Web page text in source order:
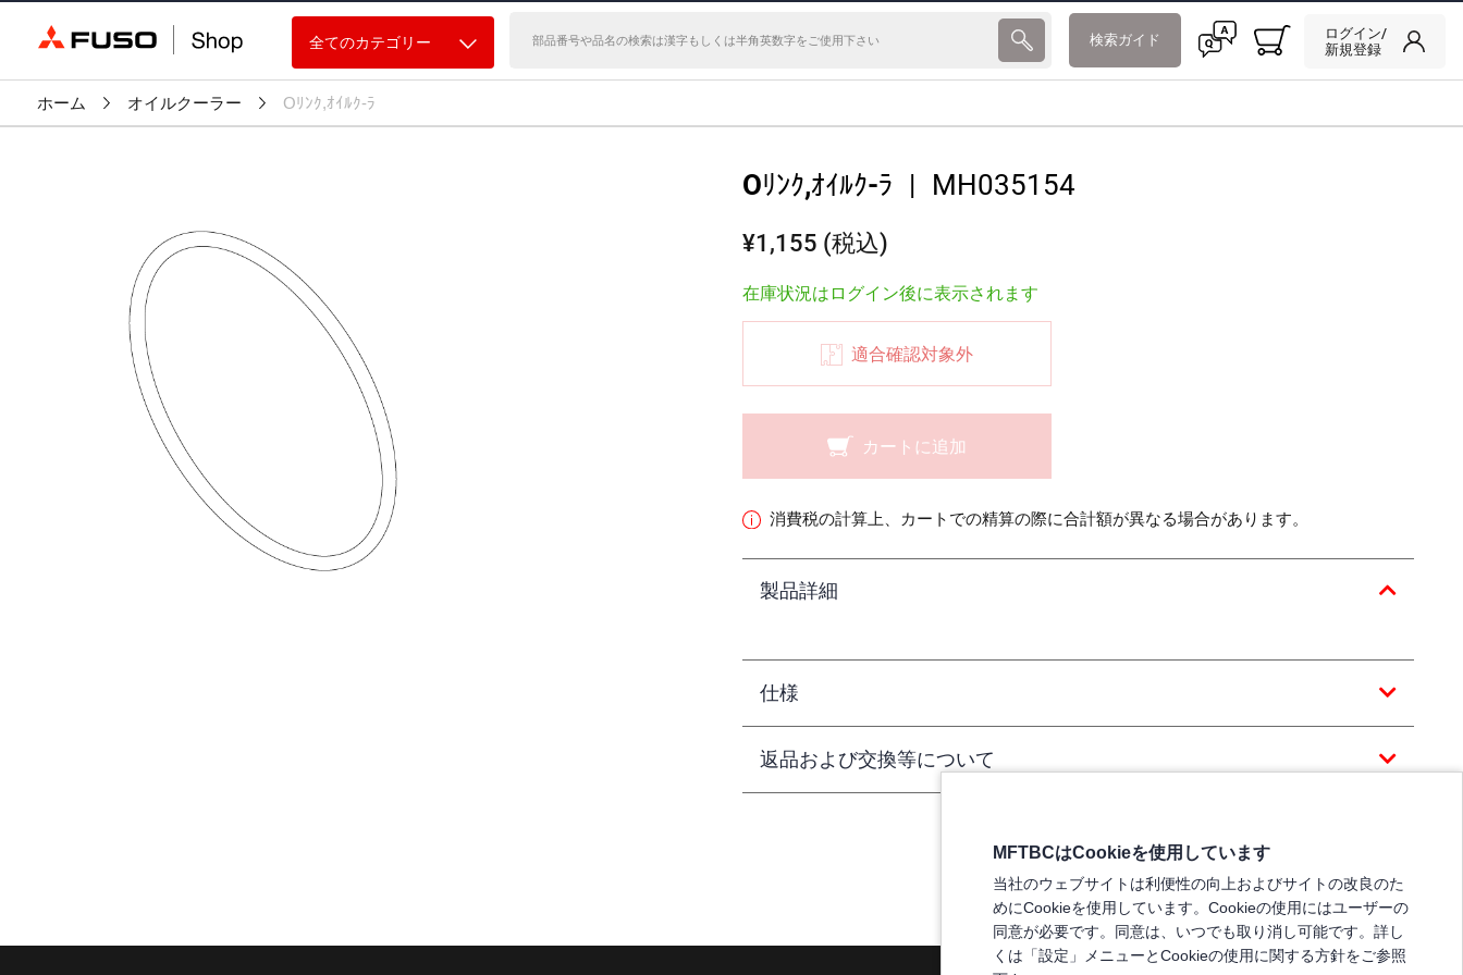
全てのカテゴリー 検索ガイド
ログイン/
新規登録
ホーム オイルクーラー Oﾘﾝｸ,ｵｲﾙｸ-ﾗ
Oﾘﾝｸ,ｵｲﾙｸ-ﾗ | MH035154
¥1,155 (税込)
在庫状況はログイン後に表示されます
適合確認対象外
カートに追加
消費税の計算上、カートでの精算の際に合計額が異なる場合があります。
製品詳細
仕様
返品および交換等について
MFTBCはCookieを使用しています
当社のウェブサイトは利便性の向上およびサイトの改良のた
めにCookieを使用しています。Cookieの使用にはユーザーの
同意が必要です。同意は、いつでも取り消し可能です。詳し
くは「設定」メニューとCookieの使用に関する方針をご参照